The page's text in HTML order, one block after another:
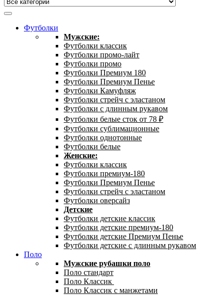
Футболки
Мужские:
Футболки классик
Футболки промо-лайт
Футболки промо
Футболки Премиум 180
Футболки Премиум Пенье
Футболки Камуфляж
Футболки стрейч с эластаном
Футболки с длинным рукавом
Футболки белые сток от 78 ₽
Футболки сублимационные
Футболки однотонные
Футболки белые
Женские:
Футболки классик
Футболки премиум-180
Футболки Премиум Пенье
Футболки стрейч с эластаном
Футболки оверсайз
Детские
Футболки детские классик
Футболки детские премиум-180
Футболки детские Премиум Пенье
Футболки детские с длинным рукавом
Поло
Мужские рубашки поло
Поло стандарт
Поло Классик
Поло Классик с манжетами